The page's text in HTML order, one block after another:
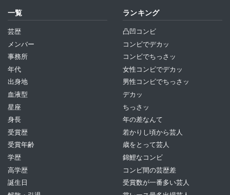
一覧
芸歴
メンバー
事務所
年代
出身地
血液型
星座
身長
受賞歴
受賞年齢
学歴
高学歴
誕生日
ランキング
凸凹コンビ
コンビでデカッ
コンビでちっさッ
女性コンビでデカッ
男性コンビでちっさッ
デカッ
ちっさッ
年の差なんて
若かりし頃から芸人
歳をとって芸人
錦鯉なコンビ
コンビ間の芸歴差
受賞数が一番多い芸人